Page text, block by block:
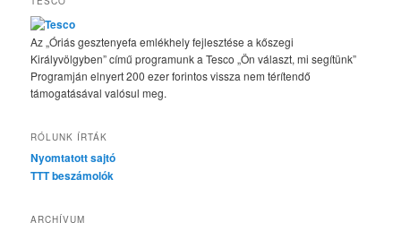
Az „Óriás gesztenyefa emlékhely fejlesztése a kőszegi
Királyvölgyben” című programunk a Tesco „Ön választ, mi segítünk”
Programján elnyert 200 ezer forintos vissza nem térítendő
támogatásával valósul meg.
RÓLUNK ÍRTÁK
Nyomtatott sajtó
TTT beszámolók
ARCHÍVUM